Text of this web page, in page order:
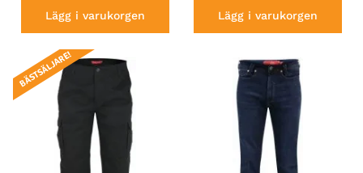
Lägg i varukorgen Lägg i varukorgen
BÄSTSÄLJARE!